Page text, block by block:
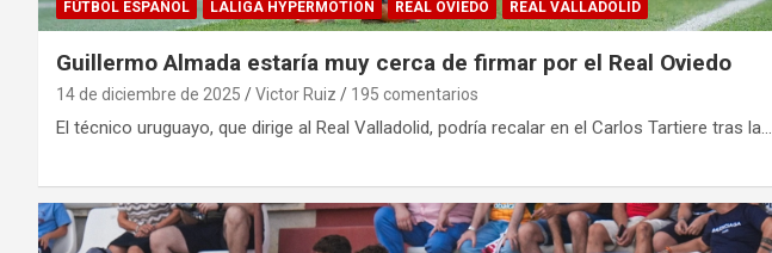
FÚTBOL ESPAÑOL LALIGA HYPERMOTION REAL OVIEDO REAL VALLADOLID
Guillermo Almada estaría muy cerca de firmar por el Real Oviedo
14 de diciembre de 2025 Victor Ruiz 195 comentarios
El técnico uruguayo, que dirige al Real Valladolid, podría recalar en el Carlos Tartiere tras la…